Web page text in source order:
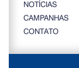
NOTÍCIAS
CAMPANHAS
CONTATO